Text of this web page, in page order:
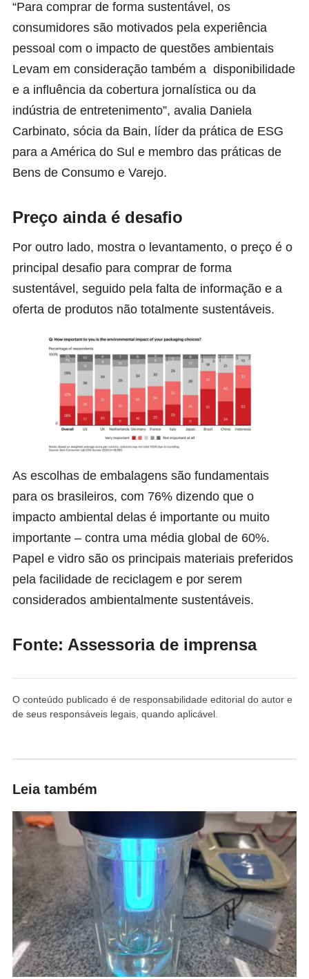
“Para comprar de forma sustentável, os
consumidores são motivados pela experiência
pessoal com o impacto de questões ambientais
Levam em consideração também a disponibilidade
e a influência da cobertura jornalística ou da
indústria de entretenimento”, avalia Daniela
Carbinato, sócia da Bain, líder da prática de ESG
para a América do Sul e membro das práticas de
Bens de Consumo e Varejo.
Preço ainda é desafio
Por outro lado, mostra o levantamento, o preço é o
principal desafio para comprar de forma
sustentável, seguido pela falta de informação e a
oferta de produtos não totalmente sustentáveis.
As escolhas de embalagens são fundamentais
para os brasileiros, com 76% dizendo que o
impacto ambiental delas é importante ou muito
importante – contra uma média global de 60%.
Papel e vidro são os principais materiais preferidos
pela facilidade de reciclagem e por serem
considerados ambientalmente sustentáveis.
Fonte: Assessoria de imprensa
O conteúdo publicado é de responsabilidade editorial do autor e
de seus responsáveis legais, quando aplicável.
Leia também